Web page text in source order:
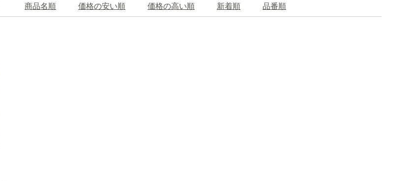
商品名順 価格の安い順 価格の高い順 新着順 品番順